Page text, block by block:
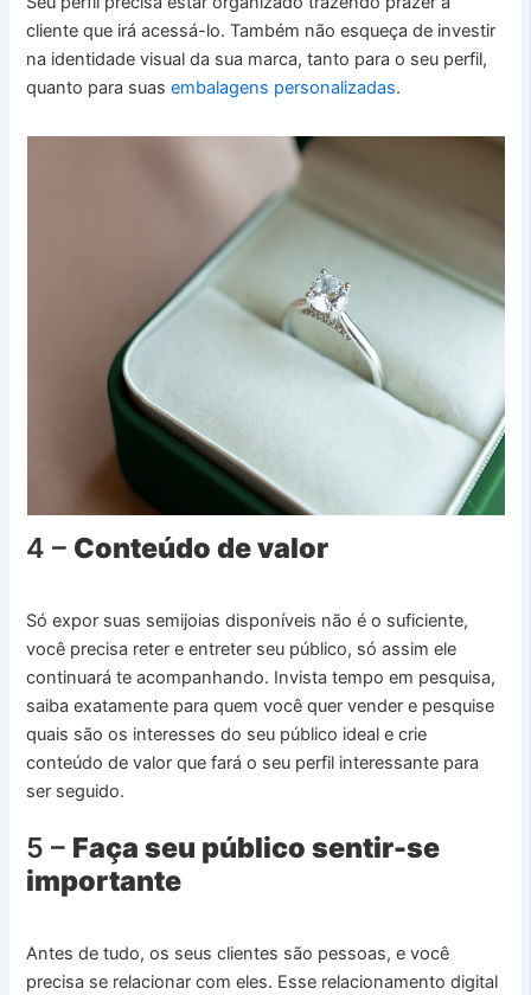
cliente que irá acessá-lo. Também não esqueça de investir
na identidade visual da sua marca, tanto para o seu perfil,
quanto para suasembalagens personalizadas.
4 – Conteúdo de valor
Só expor suas semijoias disponíveis não é o suficiente,
você precisa reter e entreter seu público, só assim ele
continuará te acompanhando. Invista tempo em pesquisa,
saiba exatamente para quem você quer vender e pesquise
quais são os interesses do seu público ideal e crie
conteúdo de valor que fará o seu perfil interessante para
ser seguido.
5 – Faça seu público sentir-se
importante
Antes de tudo, os seus clientes são pessoas, e você
precisa se relacionar com eles. Esse relacionamento digital